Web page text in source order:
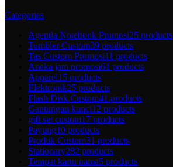
Categories
Agenda Notebook Promosi25 products
Tumbler Custom39 products
Tas Custom Promosi11 products
Aneka jam promosi61 products
Apparel15 products
Elektronik25 products
Flash Disk Custom41 products
Gantungan kunci12 products
gift set custom17 products
Payung10 products
Produk Custom31 products
Stationary282 products
Tempat kartu nama5 products